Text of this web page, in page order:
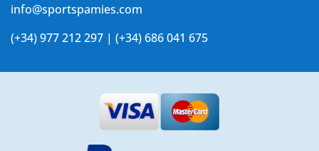
info@sportspamies.com
(+34) 977 212 297 | (+34) 686 041 675